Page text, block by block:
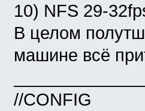
10) NFS 29-
В целом
машине всё
//CONFIG